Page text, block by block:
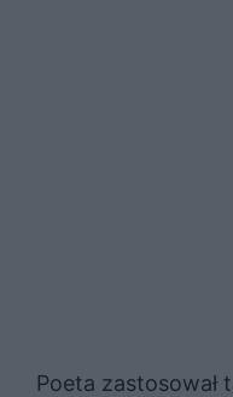
Poeta zastosował